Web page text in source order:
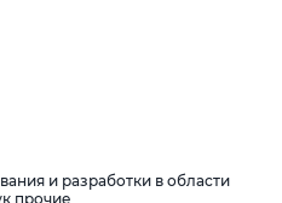
и разработки в области
прочие